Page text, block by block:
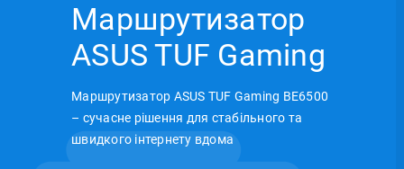
Маршрутизатор
ASUS TUF Gaming
Маршрутизатор ASUS TUF Gaming BE6500
– сучасне рішення для стабільного та
швидкого інтернету вдома